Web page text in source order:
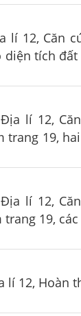
lí 12, Căn
tích
lí 12,
19,
lí 12,
19,
gieo trồng
lí 12, Hoàn